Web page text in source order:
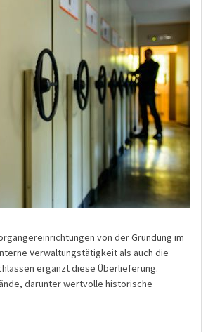
von der Gründung im
Verwaltungstätigkeit als auch die
ergänzt diese Überlieferung.
darunter wertvolle historische